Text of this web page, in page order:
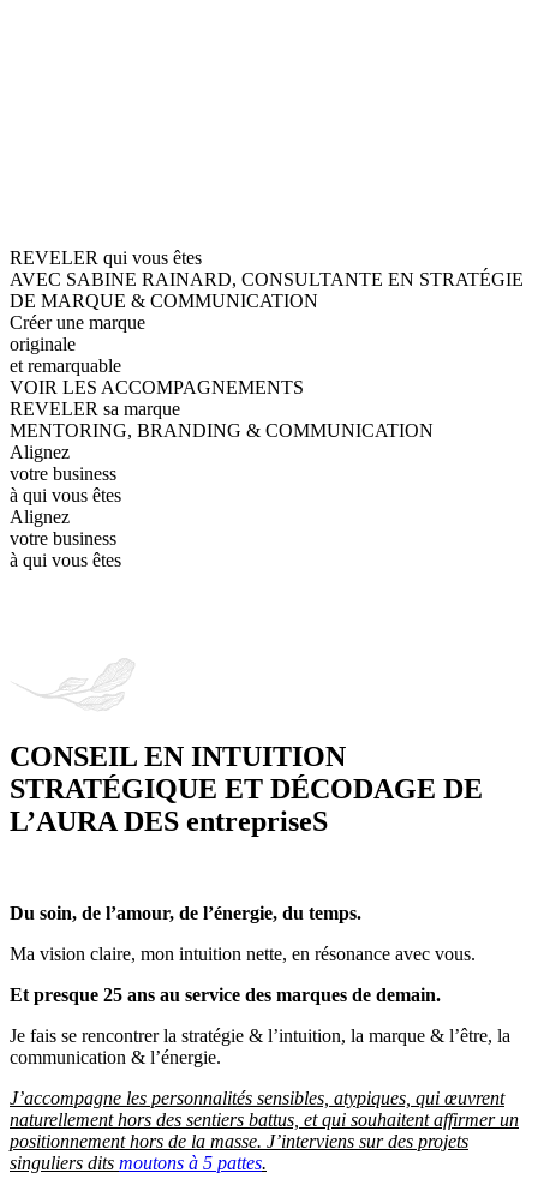
REVELER qui vous êtes
AVEC SABINE RAINARD, CONSULTANTE EN STRATÉGIE
DE MARQUE & COMMUNICATION
Créer une marque
originale
et remarquable
VOIR LES ACCOMPAGNEMENTS
REVELER sa marque
MENTORING, BRANDING & COMMUNICATION
Alignez
votre business
à qui vous êtes
Alignez
votre business
à qui vous êtes
CONSEIL EN INTUITION
STRATÉGIQUE ET DÉCODAGE DE
L’AURA DES entrepriseS
Du soin, de l’amour, de l’énergie, du temps.
Ma vision claire, mon intuition nette, en résonance avec vous.
Et presque 25 ans au service des marques de demain.
Je fais se rencontrer la stratégie & l’intuition, la marque & l’être, la
communication & l’énergie.
J’accompagne les personnalités sensibles, atypiques, qui œuvrent
naturellement hors des sentiers battus, et qui souhaitent affirmer un
positionnement hors de la masse. J’interviens sur des projets
singuliers dits moutons à 5 pattes.